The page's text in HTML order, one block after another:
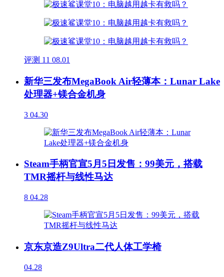
评测 11 08.01
新华三发布MegaBook Air轻薄本：Lunar Lake
处理器+镁合金机身
3 04.30
Steam手柄官宣5月5日发售：99美元，搭载
TMR摇杆与线性马达
8 04.28
京东京造Z9Ultra二代人体工学椅
04.28